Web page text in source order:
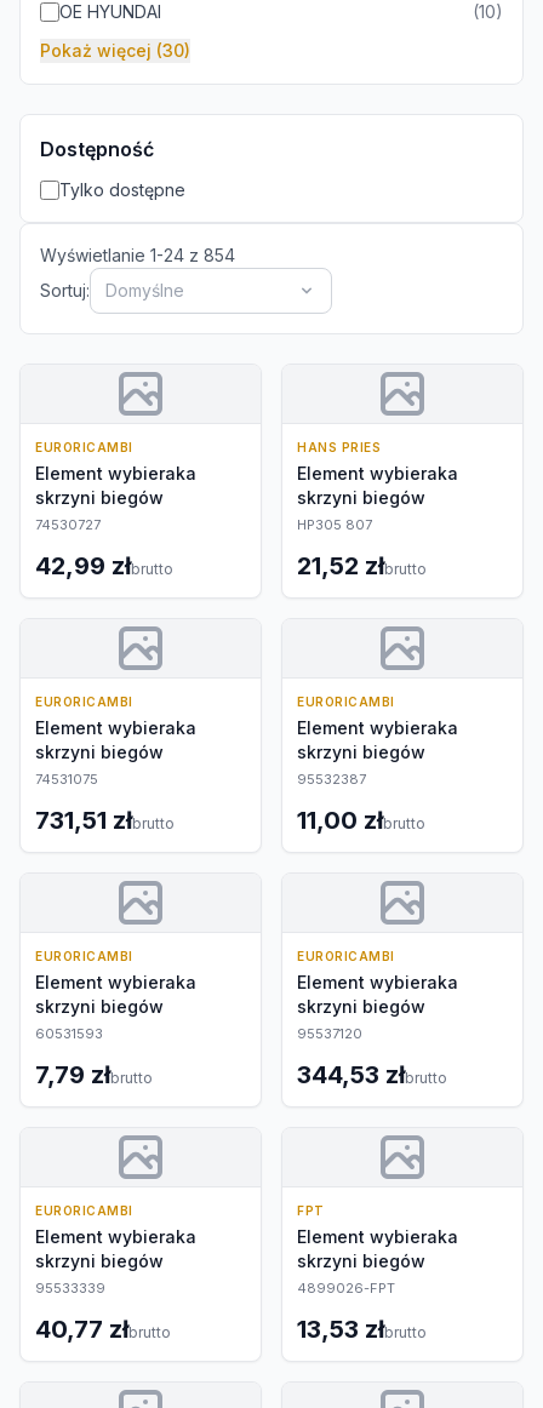
OE HYUNDAI
(10)
Pokaż więcej (30)
Dostępność
Tylko dostępne
Wyświetlanie 1-24 z 854
Sortuj:
Domyślne
EURORICAMBI
Element wybieraka
skrzyni biegów
74530727
42,99 złbrutto
HANS PRIES
Element wybieraka
skrzyni biegów
HP305 807
21,52 złbrutto
EURORICAMBI
Element wybieraka
skrzyni biegów
74531075
731,51 złbrutto
EURORICAMBI
Element wybieraka
skrzyni biegów
95532387
11,00 złbrutto
EURORICAMBI
Element wybieraka
skrzyni biegów
60531593
7,79 złbrutto
EURORICAMBI
Element wybieraka
skrzyni biegów
95537120
344,53 złbrutto
EURORICAMBI
Element wybieraka
skrzyni biegów
95533339
40,77 złbrutto
FPT
Element wybieraka
skrzyni biegów
4899026-FPT
13,53 złbrutto